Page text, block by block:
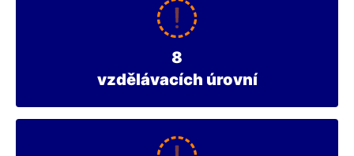
8
vzdělávacích úrovní